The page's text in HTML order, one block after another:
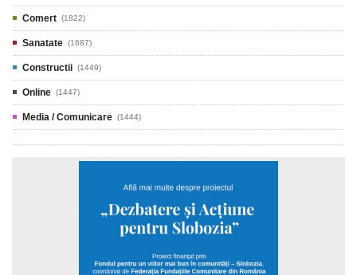
Comert (1822)
Sanatate (1687)
Constructii (1449)
Online (1447)
Media / Comunicare (1444)